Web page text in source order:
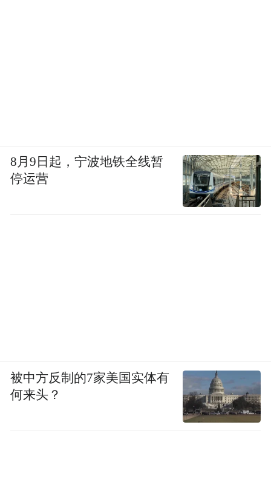
8月9日起，宁波地铁全线暂
停运营
被中方反制的7家美国实体有
何来头？